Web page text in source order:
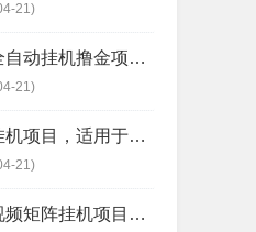
21)
游戏试玩全自动挂机撸金项目，可无限矩阵单窗口收益30-50+【挂机脚本+详细教程】
21)
哈希尾数挂机项目，适用于小资金挂机倍投挂机可批量【挂机脚本+使用教程】
21)
最新淘宝视频矩阵挂机项目，全自动刷视频看广告单号5+金额无限放大【挂机脚本+使用教程】